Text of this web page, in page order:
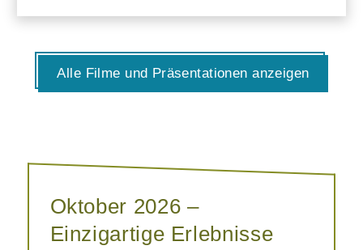
Alle Filme und Präsentationen anzeigen
Oktober 2026 –
Einzigartige Erlebnisse